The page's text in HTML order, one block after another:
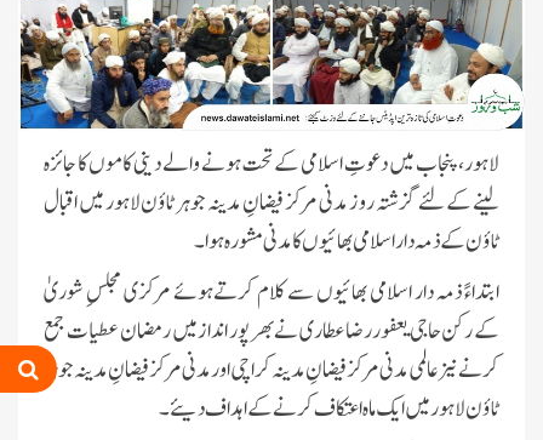
لاہور، پنجاب میں دعوتِ اسلامی کے تحت ہونے والے دینی کاموں کا جائزہ
لینے کے لئے گزشتہ روز مدنی مرکز فیضانِ مدینہ جوہر ٹاؤن لاہور میں اقبال
ٹاؤن کے ذمہ دار اسلامی بھائیوں کا مدنی مشورہ ہوا۔
ابتداءً ذمہ دار اسلامی بھائیوں سے کلام کرتےہوئے مرکزی مجلسِ شوریٰ
کے رکن حاجی یعفور رضا عطاری نے بھر پور انداز میں رمضان عطیات جمع
کرنے نیز عالمی مدنی مرکز فیضانِ مدینہ کراچی اور مدنی مرکز فیضانِ مدینہ جوہر
ٹاؤن لاہور میں ایک ماہ اعتکاف کرنے کے اہداف دیئے۔